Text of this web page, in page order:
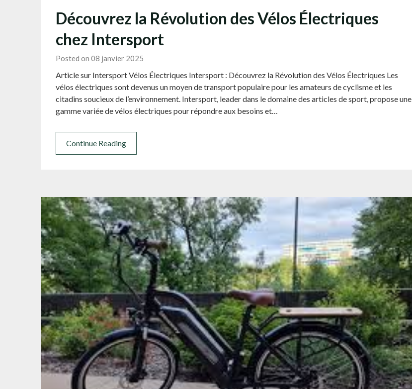
Découvrez la Révolution des Vélos Électriques
chez Intersport
Posted on 08 janvier 2025
Article sur Intersport Vélos Électriques Intersport : Découvrez la Révolution des Vélos Électriques Les
vélos électriques sont devenus un moyen de transport populaire pour les amateurs de cyclisme et les
citadins soucieux de l’environnement. Intersport, leader dans le domaine des articles de sport, propose une
gamme variée de vélos électriques pour répondre aux besoins et…
Continue Reading